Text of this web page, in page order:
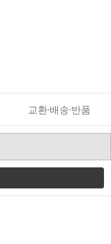
교환·배송·반품